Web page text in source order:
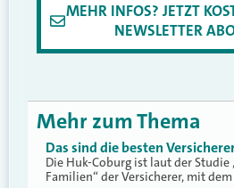
MEHR INFOS? JETZT
NEWSLETTER
Mehr zum Thema
Das sind die besten
Die Huk-Coburg ist laut der Studie
Familien“ der Versicherer, mit